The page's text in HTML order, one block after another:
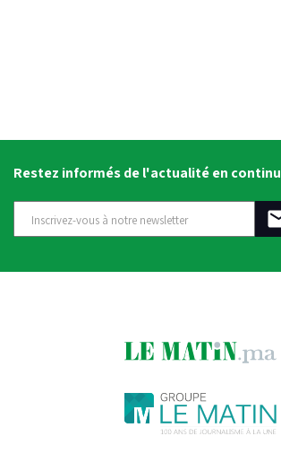
Restez informés de l'actualité en continu